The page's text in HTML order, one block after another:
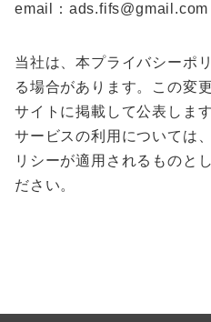
email：ads.fifs@gmail.com
当社は、本プライバシーポ
る場合があります。この変
サイトに掲載して公表しま
サービスの利用については
リシーが適用されるものと
ださい。